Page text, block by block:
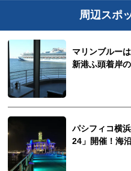
周辺スポ
マリンブルー
新港ふ頭着岸
パシフィコ横
24」開催！海